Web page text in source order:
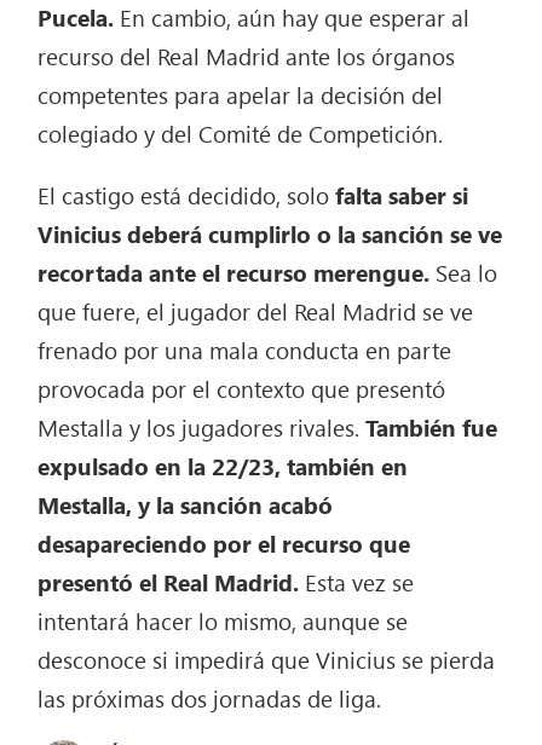
Pucela. En cambio, aún hay que esperar al
recurso del Real Madrid ante los órganos
competentes para apelar la decisión del
colegiado y del Comité de Competición.
El castigo está decidido, solofalta saber si
Vinicius deberá cumplirlo o la sanción se ve
recortada ante el recurso merengue. Sea lo
que fuere, el jugador del Real Madrid se ve
frenado por una mala conducta en parte
provocada por el contexto que presentó
Mestalla y los jugadores rivales.También fue
expulsado en la 22/23, también en
Mestalla, y la sanción acabó
desapareciendo por el recurso que
presentó el Real Madrid. Esta vez se
intentará hacer lo mismo, aunque se
desconoce si impedirá que Vinicius se pierda
las próximas dos jornadas de liga.